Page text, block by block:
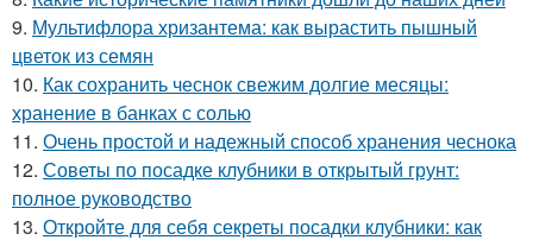
9. Мультифлора хризантема: как вырастить пышный
цветок из семян
10. Как сохранить чеснок свежим долгие месяцы:
хранение в банках с солью
11. Очень простой и надежный способ хранения чеснока
12. Советы по посадке клубники в открытый грунт:
полное руководство
13. Откройте для себя секреты посадки клубники: как